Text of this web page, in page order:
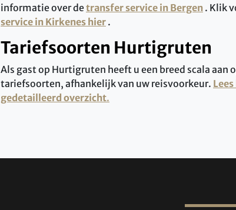
informatie over detransfer service in Bergen . Klik
service in Kirkenes hier .
Tariefsoorten Hurtigruten
Als gast op Hurtigruten heeft u een breed scala
tariefsoorten, afhankelijk van uw reisvoorkeur.
gedetailleerd overzicht.